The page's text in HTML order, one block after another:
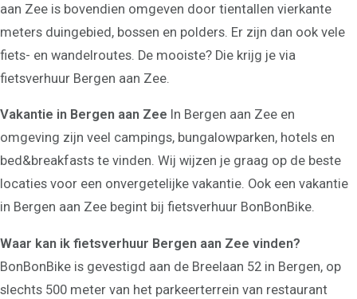
aan Zee is bovendien omgeven door tientallen vierkante
meters duingebied, bossen en polders. Er zijn dan ook vele
fiets- en wandelroutes. De mooiste? Die krijg je via
fietsverhuur Bergen aan Zee.
Vakantie in Bergen aan Zee In Bergen aan Zee en
omgeving zijn veel campings, bungalowparken, hotels en
bed&breakfasts te vinden. Wij wijzen je graag op de beste
locaties voor een onvergetelijke vakantie. Ook een vakantie
in Bergen aan Zee begint bij fietsverhuur BonBonBike.
Waar kan ik fietsverhuur Bergen aan Zee vinden?
BonBonBike is gevestigd aan de Breelaan 52 in Bergen, op
slechts 500 meter van het parkeerterrein van restaurant